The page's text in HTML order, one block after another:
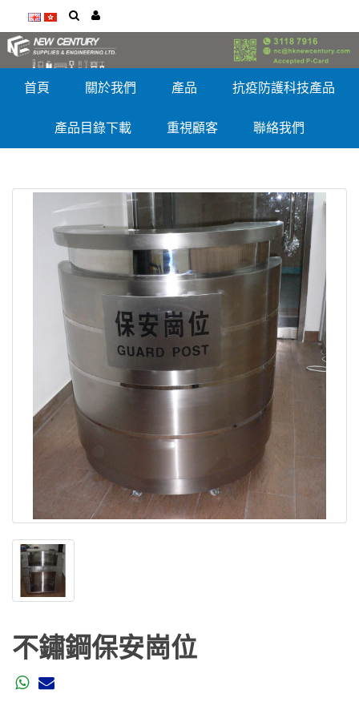
首頁 關於我們 產品 抗疫防護科技產品
產品目錄下載 重視顧客 聯絡我們
不鏽鋼保安崗位